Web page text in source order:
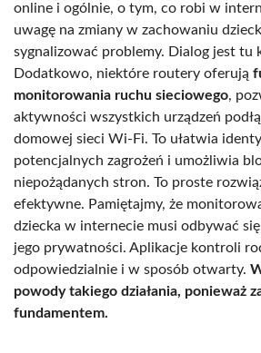
online i ogólnie, o tym, co robi w
uwagę na zmiany w zachowaniu
sygnalizować problemy. Dialog jest tu
Dodatkowo, niektóre routery oferują
monitorowania ruchu sieciowego,
aktywności wszystkich urządzeń
domowej sieci Wi-Fi. To ułatwia
potencjalnych zagrożeń i umożliwia
niepożądanych stron. To proste
efektywne. Pamiętajmy, że
dziecka w internecie musi odbywać
jego prywatności. Aplikacje kontroli
odpowiedzialnie i w sposób otwarty.
powody takiego działania, ponieważ
fundamentem.